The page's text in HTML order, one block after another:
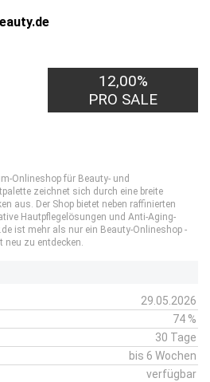
12,00%
PRO SALE
Onlineshop für Beauty- und
zeichnet sich durch eine breite
aus. Der Shop bietet neben raffinierten
Hautpflegelösungen und Anti-Aging-
ist mehr als nur ein Beauty-Onlineshop -
neu zu entdecken.
29.05.2026
74 %
30 Tage
bis 6 Wochen
verfügbar